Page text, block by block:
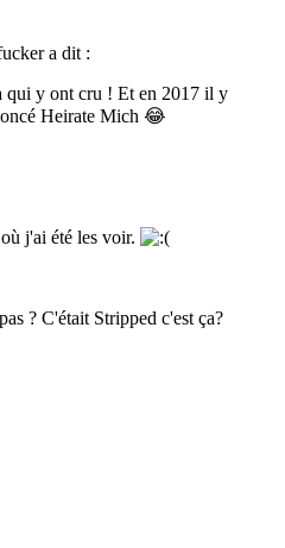
a dit :
qui y ont cru ! Et en 2017 il y
Heirate Mich 😂
j'ai été les voir.
? C'était Stripped c'est ça?